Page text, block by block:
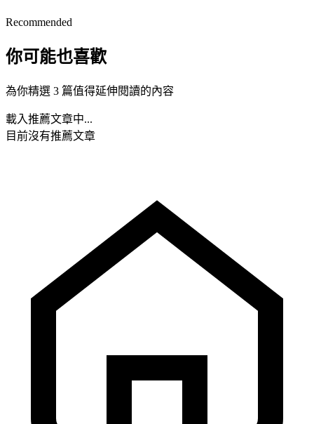
Recommended
你可能也喜歡
為你精選 3 篇值得延伸閱讀的內容
載入推薦文章中...
目前沒有推薦文章